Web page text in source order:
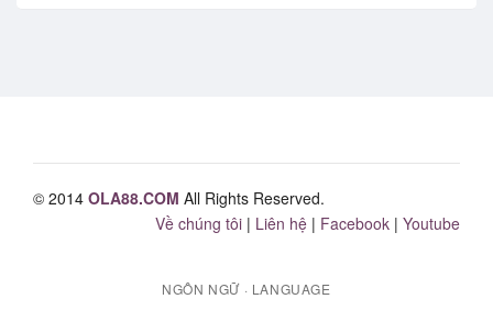
© 2014 OLA88.COM All Rights Reserved.
Về chúng tôi | Liên hệ | Facebook | Youtube
NGÔN NGỮ · LANGUAGE